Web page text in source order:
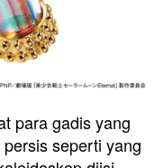
para gadis yang
seperti yang